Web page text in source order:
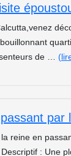
de …
reine en
: Une